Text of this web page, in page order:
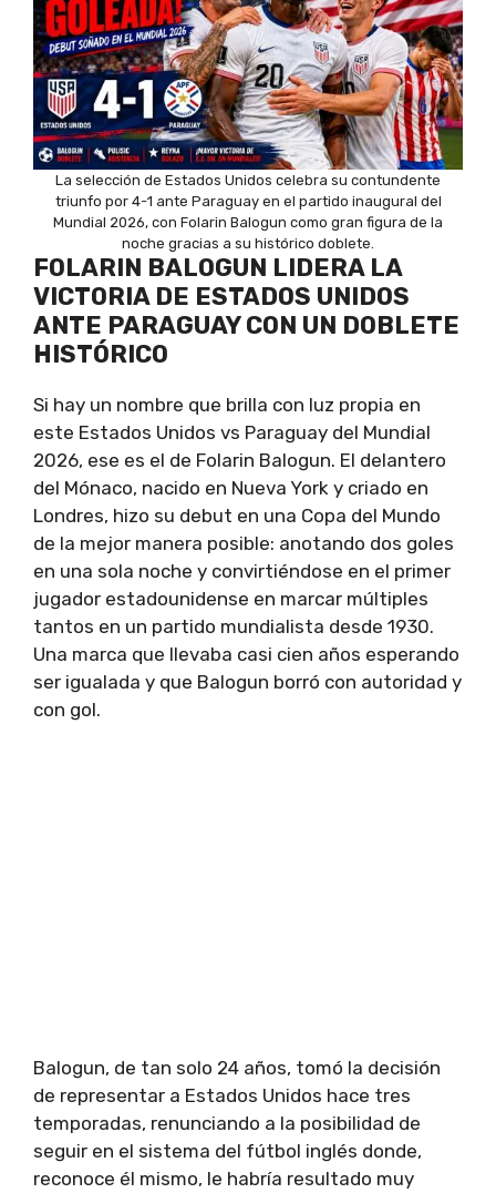
La selección de Estados Unidos celebra su contundente
triunfo por 4-1 ante Paraguay en el partido inaugural del
Mundial 2026, con Folarin Balogun como gran figura de la
noche gracias a su histórico doblete.
FOLARIN BALOGUN LIDERA LA
VICTORIA DE ESTADOS UNIDOS
ANTE PARAGUAY CON UN DOBLETE
HISTÓRICO
Si hay un nombre que brilla con luz propia en
este Estados Unidos vs Paraguay del Mundial
2026, ese es el de Folarin Balogun. El delantero
del Mónaco, nacido en Nueva York y criado en
Londres, hizo su debut en una Copa del Mundo
de la mejor manera posible: anotando dos goles
en una sola noche y convirtiéndose en el primer
jugador estadounidense en marcar múltiples
tantos en un partido mundialista desde 1930.
Una marca que llevaba casi cien años esperando
ser igualada y que Balogun borró con autoridad y
con gol.
Balogun, de tan solo 24 años, tomó la decisión
de representar a Estados Unidos hace tres
temporadas, renunciando a la posibilidad de
seguir en el sistema del fútbol inglés donde,
reconoce él mismo, le habría resultado muy